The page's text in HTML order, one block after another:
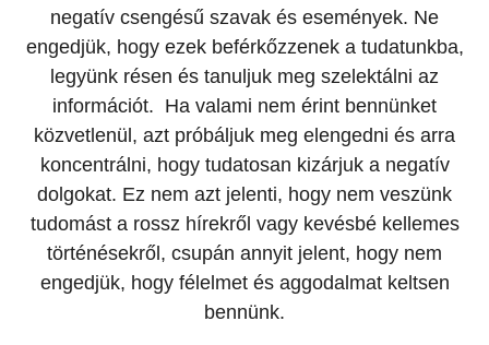
negatív csengésű szavak és események. Ne
engedjük, hogy ezek beférkőzzenek a tudatunkba,
legyünk résen és tanuljuk meg szelektálni az
információt. Ha valami nem érint bennünket
közvetlenül, azt próbáljuk meg elengedni és arra
koncentrálni, hogy tudatosan kizárjuk a negatív
dolgokat. Ez nem azt jelenti, hogy nem veszünk
tudomást a rossz hírekről vagy kevésbé kellemes
történésekről, csupán annyit jelent, hogy nem
engedjük, hogy félelmet és aggodalmat keltsen
bennünk.